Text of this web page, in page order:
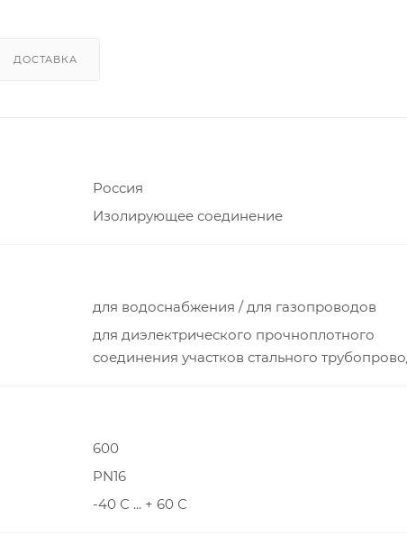
ДОСТАВКА
Россия
Изолирующее соединение
для водоснабжения / для газопроводов
для диэлектрического прочноплотного
соединения участков стального
600
PN16
-40 С ... + 60 С